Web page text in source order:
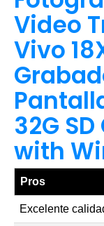
Video
Vivo
32G
with
Pros
Excelente